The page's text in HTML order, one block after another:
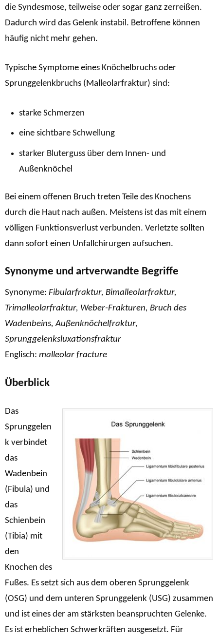
die Syndesmose, teilweise oder sogar ganz zerreißen.
Dadurch wird das Gelenk instabil. Betroffene können
häufig nicht mehr gehen.
Typische Symptome eines Knöchelbruchs oder
Sprunggelenkbruchs (Malleolarfraktur) sind:
starke Schmerzen
eine sichtbare Schwellung
starker Bluterguss über dem Innen- und
Außenknöchel
Bei einem offenen Bruch treten Teile des Knochens
durch die Haut nach außen. Meistens ist das mit einem
völligen Funktionsverlust verbunden. Verletzte sollten
dann sofort einen Unfallchirurgen aufsuchen.
Synonyme und artverwandte Begriffe
Synonyme: Fibularfraktur, Bimalleolarfraktur,
Trimalleolarfraktur, Weber-Frakturen, Bruch des
Wadenbeins, Außenknöchelfraktur,
Sprunggelenksluxationsfraktur
Englisch: malleolar fracture
Überblick
Das
Sprunggelen
k verbindet
das
Wadenbein
(Fibula) und
das
Schienbein
(Tibia) mit
den
Knochen des
Fußes. Es setzt sich aus dem oberen Sprunggelenk
(OSG) und dem unteren Sprunggelenk (USG) zusammen
und ist eines der am stärksten beanspruchten Gelenke.
Es ist erheblichen Schwerkräften ausgesetzt. Für